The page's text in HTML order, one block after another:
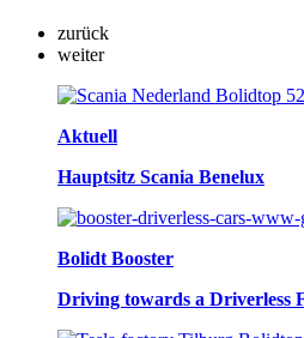
zurück
weiter
Aktuell
Hauptsitz Scania Benelux
Bolidt Booster
Driving towards a Driverless